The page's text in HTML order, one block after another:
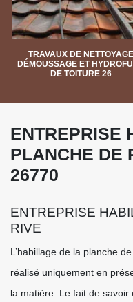
TRAVAUX DE NETTOYAGE
DÉMOUSSAGE ET
DE TOITURE 26
ENTREPRISE
PLANCHE DE
26770
ENTREPRISE
RIVE
L’habillage de la planche
réalisé uniquement en
la matière. Le fait de